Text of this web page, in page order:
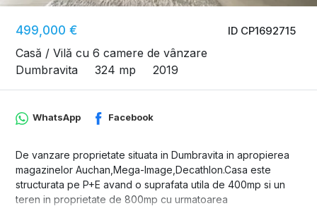
ID CP1692715
499,000 €
Casă / Vilă cu 6 camere de vânzare
Dumbravita
324 mp 2019
WhatsApp Facebook
De vanzare proprietate situata in Dumbravita in apropierea
magazinelor Auchan,Mega-Image,Decathlon.Casa este
structurata pe P+E avand o suprafata utila de 400mp si un
teren in proprietate de 800mp cu urmatoarea